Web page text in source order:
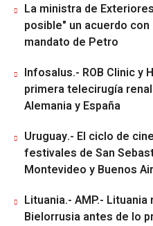
La ministra de
posible" un acuerdo
mandato de Petro
Infosalus.- ROB Clinic y
primera telecirugía
Alemania y España
Uruguay.- El ciclo de
festivales de San
Montevideo y Buenos
Lituania.- AMP.-
Bielorrusia antes de lo